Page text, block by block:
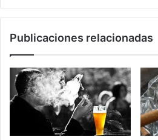
Publicaciones relacionadas